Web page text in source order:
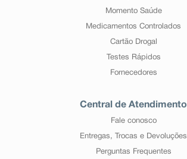
Momento Saúde
Medicamentos Controlados
Cartão Drogal
Testes Rápidos
Fornecedores
Central de Atendimento
Fale conosco
Entregas, Trocas e Devoluções
Perguntas Frequentes